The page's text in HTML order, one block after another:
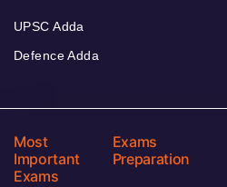
UPSC Adda
Defence Adda
Most
Important
Exams
Exams
Preparation